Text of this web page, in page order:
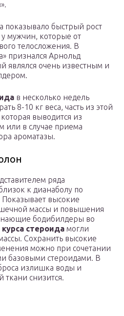
показывало быстрый рост
мужчин, которые от
телосложения. В
признался Арнольд
являлся очень известным и
в несколько недель
8-10 кг веса, часть из этой
выводится из
или в случае приема
ароматазы.
ряда
к дианаболу по
высокие
массы и повышения
бодибилдеры во
курса стероида могли
Сохранить высокие
можно при сочетании
базовыми стероидами. В
излишка воды и
снизится.